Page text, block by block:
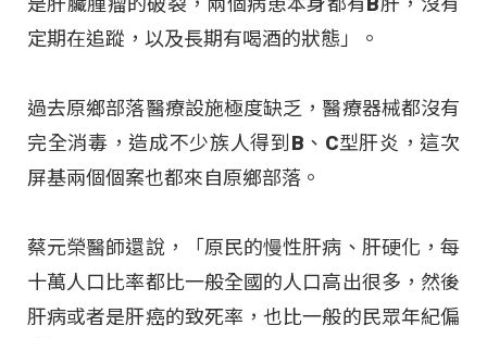
定期在追蹤，以及長期有喝酒的狀態」。
過去原鄉部落醫療設施極度缺乏，醫療器械都沒有
完全消毒，造成不少族人得到B、C型肝炎，這次
屏基兩個個案也都來自原鄉部落。
蔡元榮醫師還說，「原民的慢性肝病、肝硬化，每
十萬人口比率都比一般全國的人口高出很多，然後
肝病或者是肝癌的致死率，也比一般的民眾年紀偏